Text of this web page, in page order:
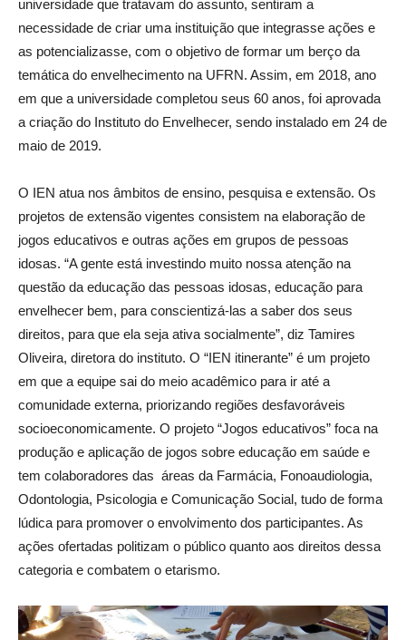
universidade que tratavam do assunto, sentiram a
necessidade de criar uma instituição que integrasse ações e
as potencializasse, com o objetivo de formar um berço da
temática do envelhecimento na UFRN. Assim, em 2018, ano
em que a universidade completou seus 60 anos, foi aprovada
a criação do Instituto do Envelhecer, sendo instalado em 24 de
maio de 2019.
O IEN atua nos âmbitos de ensino, pesquisa e extensão. Os
projetos de extensão vigentes consistem na elaboração de
jogos educativos e outras ações em grupos de pessoas
idosas. “A gente está investindo muito nossa atenção na
questão da educação das pessoas idosas, educação para
envelhecer bem, para conscientizá-las a saber dos seus
direitos, para que ela seja ativa socialmente”, diz Tamires
Oliveira, diretora do instituto. O “IEN itinerante” é um projeto
em que a equipe sai do meio acadêmico para ir até a
comunidade externa, priorizando regiões desfavoráveis
socioeconomicamente. O projeto “Jogos educativos” foca na
produção e aplicação de jogos sobre educação em saúde e
tem colaboradores das áreas da Farmácia, Fonoaudiologia,
Odontologia, Psicologia e Comunicação Social, tudo de forma
lúdica para promover o envolvimento dos participantes. As
ações ofertadas politizam o público quanto aos direitos dessa
categoria e combatem o etarismo.